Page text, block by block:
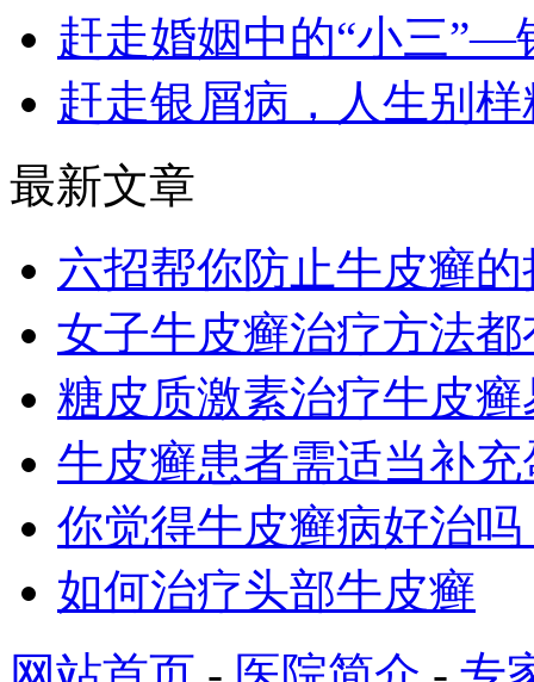
赶走婚姻中的“小三”—
赶走银屑病，人生别
最新文章
六招帮你防止牛皮癣
女子牛皮癣治疗方法
糖皮质激素治疗牛皮
牛皮癣患者需适当补
你觉得牛皮癣病好治
如何治疗头部牛皮癣